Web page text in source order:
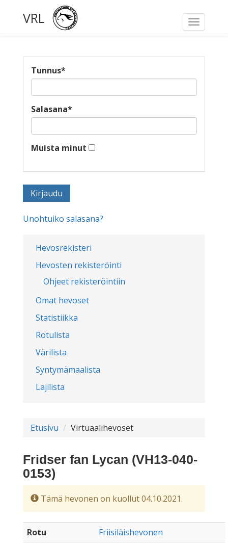
Toggle
VRL
Hevosrekisteri
Hevosten rekisteröinti
Ohjeet rekisteröintiin
Omat hevoset
Statistiikka
Rotulista
Värilista
Syntymämaalista
Lajilista
Tunnus*
Salasana*
Muista minut
Unohtuiko salasana?
Etusivu Virtuaalihevoset
Fridser fan Lycan (VH13-040-
0153)
Tämä hevonen on kuollut 04.10.2021.
Rotu
Friisiläishevonen